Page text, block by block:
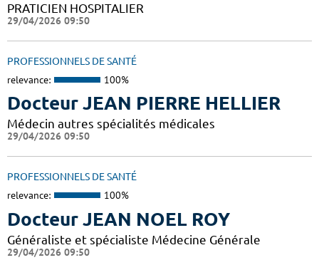
PRATICIEN HOSPITALIER
29/04/2026 09:50
PROFESSIONNELS DE SANTÉ
relevance: 100%
Docteur JEAN PIERRE HELLIER
Médecin autres spécialités médicales
29/04/2026 09:50
PROFESSIONNELS DE SANTÉ
relevance: 100%
Docteur JEAN NOEL ROY
Généraliste et spécialiste Médecine Générale
29/04/2026 09:50